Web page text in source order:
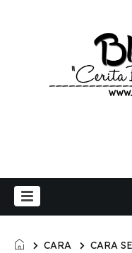
CARA
CARA